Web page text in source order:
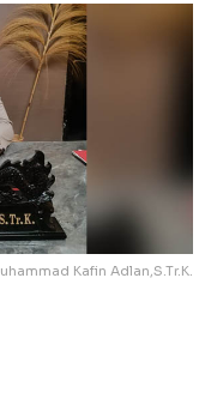
Kafin Adlan,S.Tr.K.